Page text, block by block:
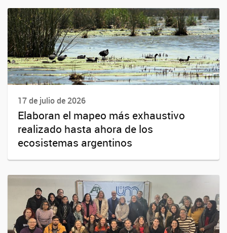
17 de julio de 2026
Elaboran el mapeo más exhaustivo
realizado hasta ahora de los
ecosistemas argentinos